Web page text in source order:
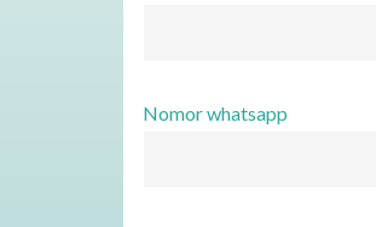
Nomor whatsapp